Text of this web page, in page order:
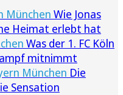
München Wie Jonas
Heimat erlebt hat
Was der 1. FC Köln
mitnimmt
München Die
Sensation